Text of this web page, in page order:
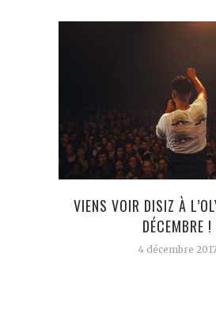
VIENS VOIR DISIZ À
DÉCEMBRE !
4 décembre